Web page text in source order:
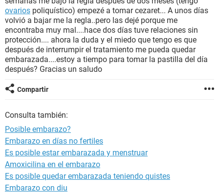
SEXUALIDAD
GLOSARIO
ovarios poliquístico) empezé a tomar cezaret... A unos días
volvió a bajar me la regla..pero las dejé porque me
encontraba muy mal....hace dos días tuve relaciones sin
protección.... ahora la duda y el miedo que tengo es que
después de interrumpir el tratamiento me pueda quedar
embarazada....estoy a tiempo para tomar la pastilla del día
después? Gracias un saludo
Compartir
Consulta también:
Posible embarazo?
Embarazo en días no fertiles
Es posible estar embarazada y menstruar
Amoxicilina en el embarazo
Es posible quedar embarazada teniendo quistes
Embarazo con diu